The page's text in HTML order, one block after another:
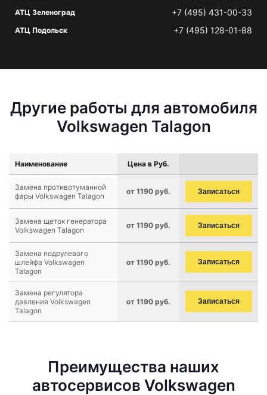
АТЦ Зеленоград +7 (495) 431-00-33
АТЦ Подольск +7 (495) 128-01-88
Другие работы для автомобиля
Volkswagen Talagon
Наименование Цена в Руб.
Замена противотуманной
фары Volkswagen Talagon
от 1190 руб. Записаться
Замена щеток генератора
Volkswagen Talagon
от 1190 руб. Записаться
Замена подрулевого
шлейфа Volkswagen
Talagon
от 1190 руб. Записаться
Замена регулятора
давления Volkswagen
Talagon
от 1190 руб. Записаться
Преимущества наших
автосервисов Volkswagen